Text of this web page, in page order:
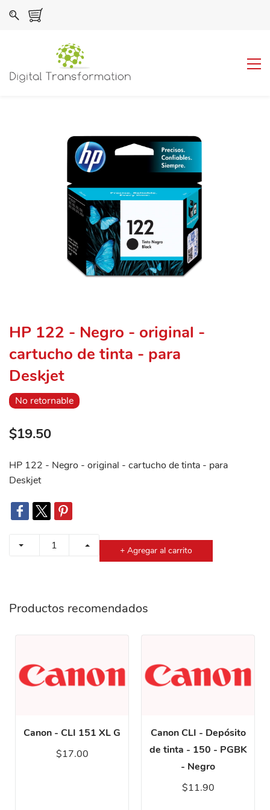
HP 122 - Negro - original -
cartucho de tinta - para
Deskjet
No retornable
$19.50
HP 122 - Negro - original - cartucho de tinta - para
Deskjet
+ Agregar al carrito
Productos recomendados
Canon - CLI 151 XL G
$17.00
Canon CLI - Depósito
de tinta - 150 - PGBK
- Negro
$11.90